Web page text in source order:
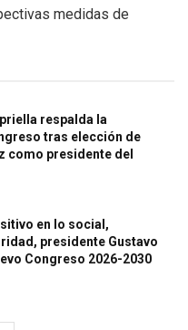
medidas de
respalda la
tras elección de
como presidente del
en lo social,
presidente Gustavo
Congreso 2026-2030